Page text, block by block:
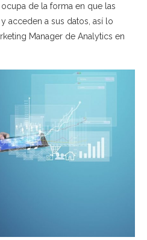
de la forma en que las
acceden a sus datos, así lo
Manager de Analytics en